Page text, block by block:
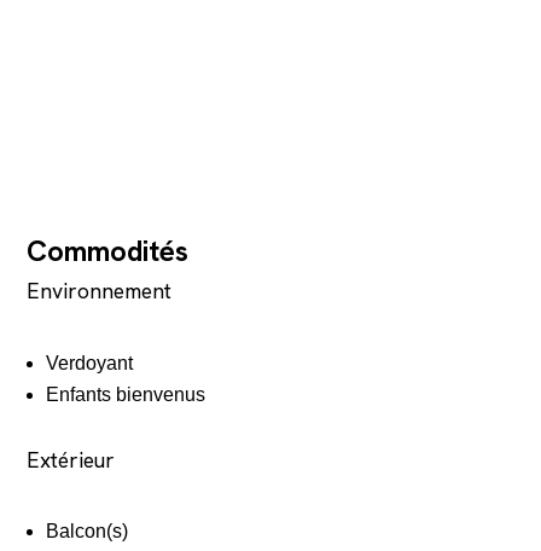
Commodités
Environnement
Verdoyant
Enfants bienvenus
Extérieur
Balcon(s)